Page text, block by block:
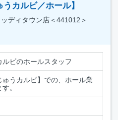
カルビ／ホール】
ディタウン店＜441012＞
ルビのホールスタッフ
ゅうカルビ】での、ホール業
。